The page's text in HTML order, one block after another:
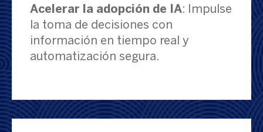
Acelerar la adopción de IA: Impulse
la toma de decisiones con
información en tiempo real y
automatización segura.